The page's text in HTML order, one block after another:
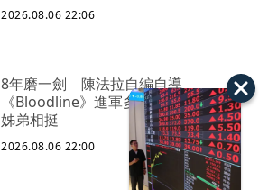
2026.08.06 22:06
8年磨一劍 陳法拉自編自導
《Bloodline》進軍多倫多 柯林法洛
姊弟相挺
2026.08.06 22:00